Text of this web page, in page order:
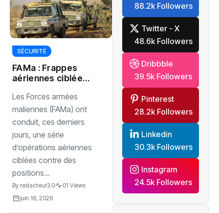
SÉCURITÉ
FAMa : Frappes
aériennes ciblées
Les Forces armées
maliennes (FAMa) ont
conduit, ces derniers
jours, une série
d’opérations aériennes
ciblées contre des
positions...
By redacteur3.0
01 Views
juin 16, 2026
88.2k Followers
Twitter - X
48.6k Followers
Dribbble
39.5k Followers
Pinterest
28.2k Followers
Linkedin
30.3k Followers
Instagram
24.5k Followers